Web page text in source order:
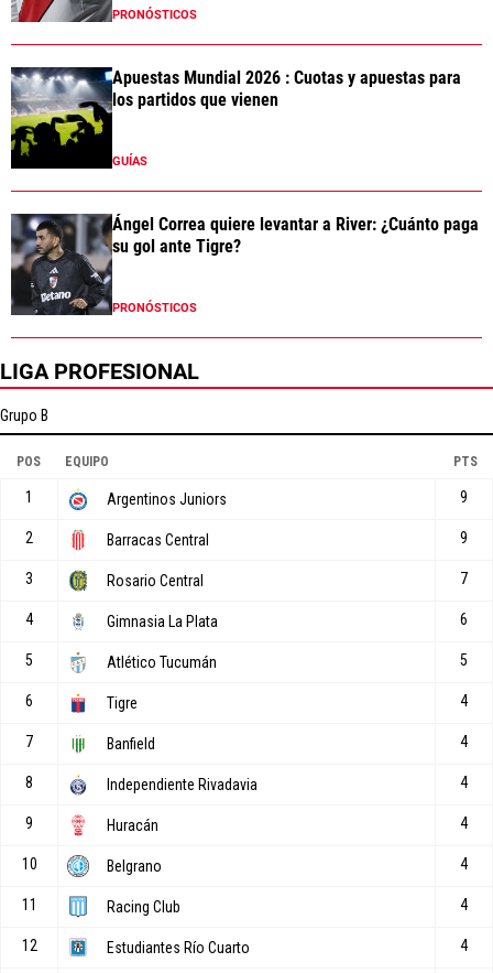
PRONÓSTICOS
Apuestas Mundial 2026 : Cuotas y apuestas para
los partidos que vienen
GUÍAS
Ángel Correa quiere levantar a River: ¿Cuánto paga
su gol ante Tigre?
PRONÓSTICOS
LIGA PROFESIONAL